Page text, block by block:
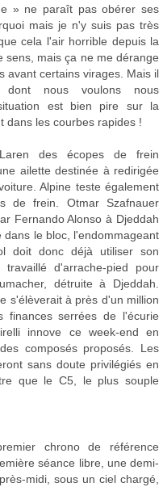
» ne paraît pas obérer ses
mais je n'y suis pas très
cela l'air horrible depuis la
sens, mais ça ne me dérange
avant certains virages. Mais il
dont nous voulons nous
est bien pire sur la
dans les courbes rapides !
des écopes de frein
ailette destinée à redirigée
Alpine teste également
de frein. Otmar Szafnauer
Fernando Alonso à Djeddah
le bloc, l'endommageant
doit donc déjà utiliser son
d'arrache-pied pour
détruite à Djeddah.
s'élèverait à près d'un million
serrées de l'écurie
innove ce week-end en
composés proposés. Les
sans doute privilégiés en
que le C5, le plus souple
chrono de référence
séance libre, une demi-
midi, sous un ciel chargé,